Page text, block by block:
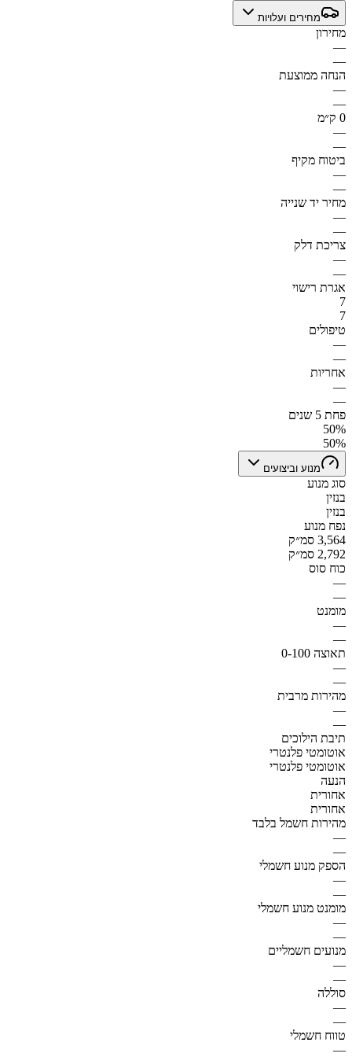
מחירים ועלויות
מחירון
—
—
הנחה ממוצעת
—
—
0 ק״מ
—
—
ביטוח מקיף
—
—
מחיר יד שנייה
—
—
צריכת דלק
—
—
אגרת רישוי
7
7
טיפולים
—
—
אחריות
—
—
פחת 5 שנים
50%
50%
מנוע וביצועים
סוג מנוע
בנזין
בנזין
נפח מנוע
3,564 סמ״ק
2,792 סמ״ק
כוח סוס
—
—
מומנט
—
—
תאוצה 0-100
—
—
מהירות מרבית
—
—
תיבת הילוכים
אוטומטי פלנטרי
אוטומטי פלנטרי
הנעה
אחורית
אחורית
מהירות חשמל בלבד
—
—
הספק מנוע חשמלי
—
—
מומנט מנוע חשמלי
—
—
מנועים חשמליים
—
—
סוללה
—
—
טווח חשמלי
—